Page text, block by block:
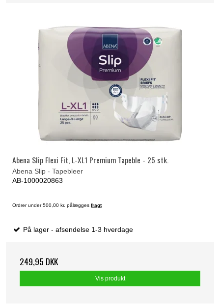
Abena Slip Flexi Fit, L-XL1 Premium Tapeble - 25 stk.
Abena Slip - Tapebleer
AB-1000020863
Ordrer under 500,00 kr. pålægges fragt
På lager - afsendelse 1-3 hverdage
249,95 DKK
Vis produkt